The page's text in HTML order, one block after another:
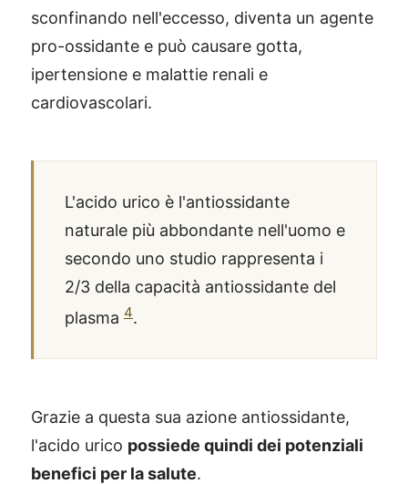
sconfinando nell'eccesso, diventa un agente
pro-ossidante e può causare gotta,
ipertensione e malattie renali e
cardiovascolari.
L'acido urico è l'antiossidante
naturale più abbondante nell'uomo e
secondo uno studio rappresenta i
2/3 della capacità antiossidante del
plasma 4.
Grazie a questa sua azione antiossidante,
l'acido urico possiede quindi dei potenziali
benefici per la salute.